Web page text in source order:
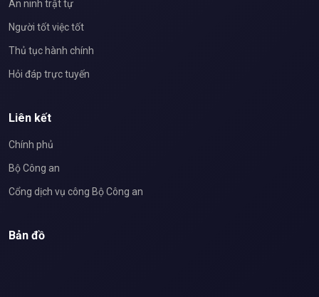
An ninh trật tự
Người tốt việc tốt
Thủ tục hành chính
Hỏi đáp trực tuyến
Liên kết
Chính phủ
Bộ Công an
Cổng dịch vụ công Bộ Công an
Bản đồ